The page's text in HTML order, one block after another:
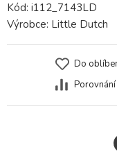
Kód: i112_7143LD
Výrobce: Little Dutch
Do
Porovnání